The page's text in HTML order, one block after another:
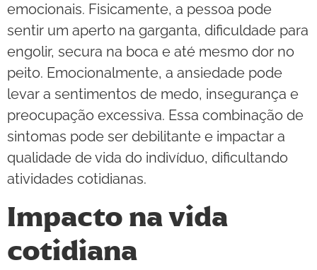
emocionais. Fisicamente, a pessoa pode
sentir um aperto na garganta, dificuldade para
engolir, secura na boca e até mesmo dor no
peito. Emocionalmente, a ansiedade pode
levar a sentimentos de medo, insegurança e
preocupação excessiva. Essa combinação de
sintomas pode ser debilitante e impactar a
qualidade de vida do indivíduo, dificultando
atividades cotidianas.
Impacto na vida
cotidiana